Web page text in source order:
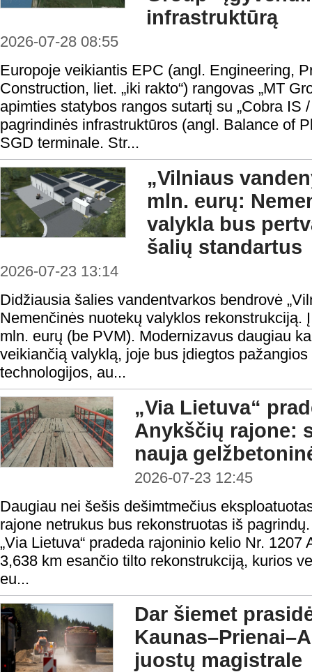
infrastruktūrą
2026-07-28 08:55
Europoje veikiantis EPC (angl. Engineering,
Construction, liet. „iki rakto“) rangovas „MT
apimties statybos rangos sutartį su „Cobra IS
pagrindinės infrastruktūros (angl. Balance of
SGD terminale. Str...
„Vilniaus
mln. eurų:
valykla bus
šalių standartus
2026-07-23 13:14
Didžiausia šalies vandentvarkos bendrovė
Nemenčinės nuotekų valyklos rekonstrukciją.
mln. eurų (be PVM). Modernizavus daugiau
veikiančią valyklą, joje bus įdiegtos
technologijos, au...
„Via Lietuva“
Anykščių rajone:
nauja
2026-07-23 12:45
Daugiau nei šešis dešimtmečius
rajone netrukus bus rekonstruotas iš
„Via Lietuva“ pradeda rajoninio kelio Nr.
3,638 km esančio tilto rekonstrukciją, kurios
eu...
Dar šiemet
juostų magistrale